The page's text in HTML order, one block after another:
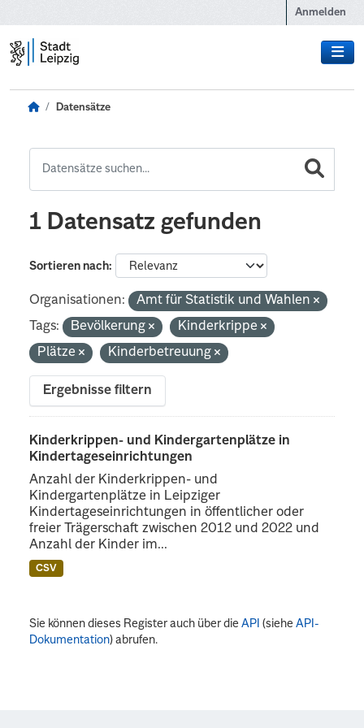
Anmelden
Datensätze
1 Datensatz gefunden
Sortieren nach
Organisationen:
Amt für Statistik und Wahlen
Tags:
Bevölkerung
Kinderkrippe
Plätze
Kinderbetreuung
Ergebnisse filtern
Kinderkrippen- und Kindergartenplätze in
Kindertageseinrichtungen
Anzahl der Kinderkrippen- und
Kindergartenplätze in Leipziger
Kindertageseinrichtungen in öffentlicher oder
freier Trägerschaft zwischen 2012 und 2022 und
Anzahl der Kinder im...
CSV
Sie können dieses Register auch über dieAPI (sieheAPI-
Dokumentation) abrufen.